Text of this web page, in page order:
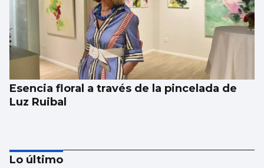
Esencia floral a través de la pincelada de
Luz Ruibal
Lo último